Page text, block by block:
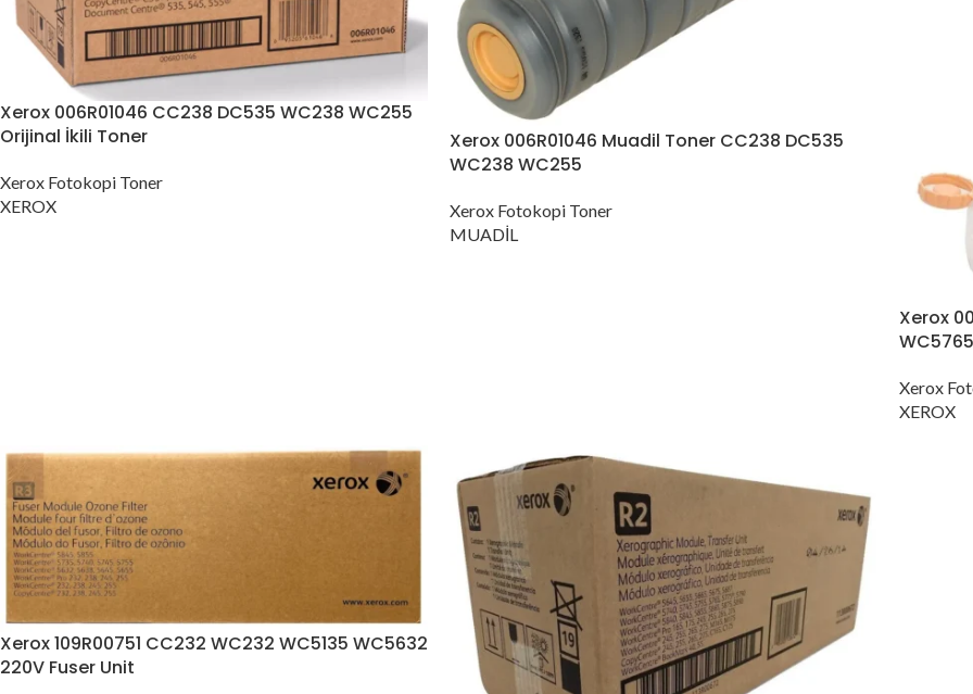
Konica Minolta Yazıcı Toner
Lexmark Yazıcı Toner
Oki Yazıcı Toner
Panasonic Yazıcı Toner
Xerox Yazıcı Toner
Xerox 006R01046 CC238 DC535 WC238 WC255
Orijinal İkili Toner
Xerox Fotokopi Toner
XEROX
Xerox 006R01046 Muadil Toner CC238 DC535
WC238 WC255
Xerox Fotokopi Toner
MUADİL
Xerox
Xerox
XEROX
Xerox 109R00751 CC232 WC232 WC5135 WC5632
220V Fuser Unit